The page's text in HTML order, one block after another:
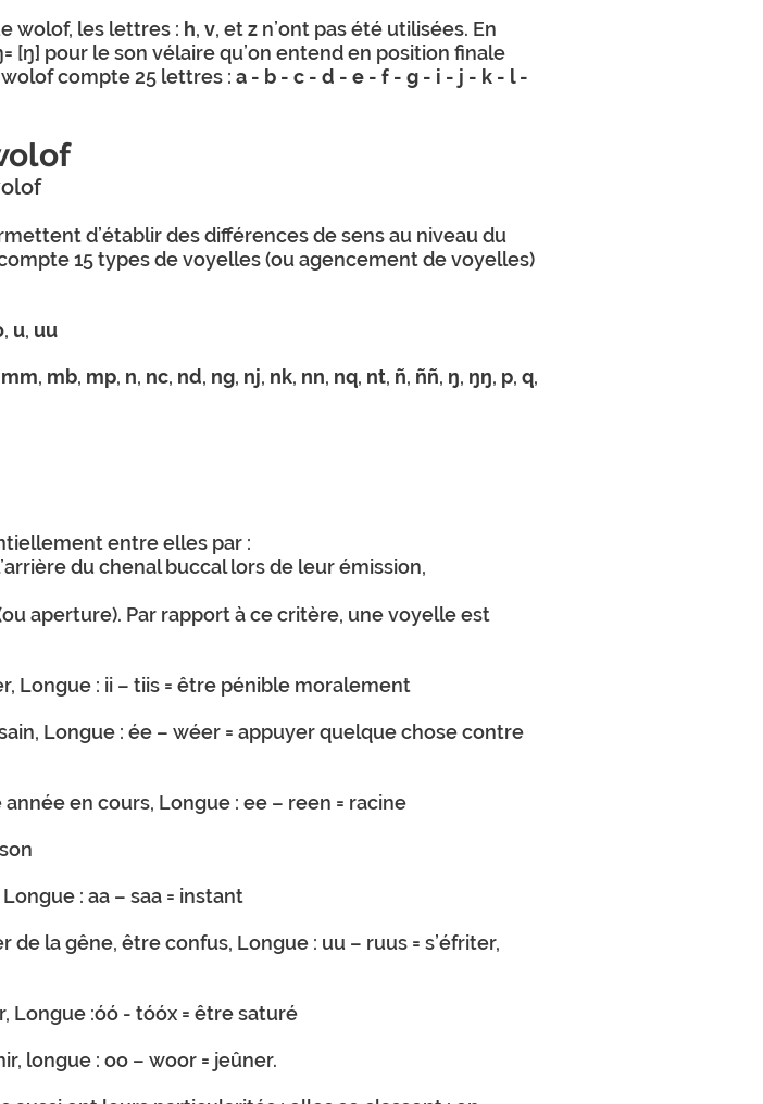
wolof, les lettres : h, v, etz n’ont pas été utilisées. En
[ŋ] pour le son vélaire qu’on entend en position finale
wolof compte 25 lettres : a - b - c - d - e - f - g - i - j - k - l -
d’établir des différences de sens au niveau du
15 types de voyelles (ou agencement de voyelles)
, u, uu
mm, mb, mp, n, nc, nd, ng, nj, nk, nn, nq, nt, ñ, ññ, ŋ, ŋŋ, p, q,
entre elles par :
du chenal buccal lors de leur émission,
aperture). Par rapport à ce critère, une voyelle est
Longue : ii – tiis = être pénible moralement
Longue : ée – wéer = appuyer quelque chose contre
en cours, Longue : ee – reen = racine
: aa – saa = instant
la gêne, être confus, Longue : uu – ruus = s’éfriter,
Longue :óó - tóóx = être saturé
longue : oo – woor = jeûner.